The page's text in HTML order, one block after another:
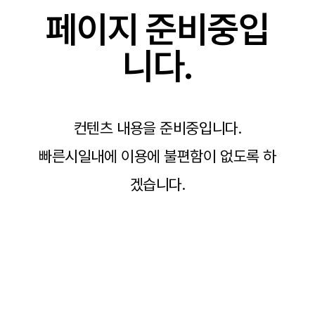
페이지 준비중입
니다.
컨텐츠 내용을 준비중입니다.
빠른시일내에 이용에 불편함이 없도록 하
겠습니다.